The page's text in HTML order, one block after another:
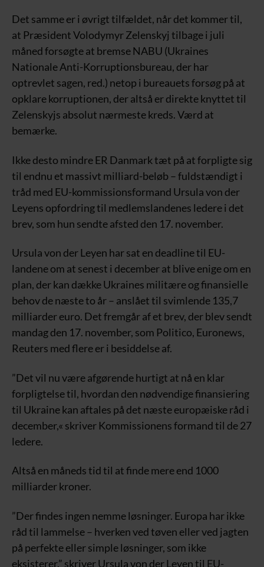
Det samme er i øvrigt tilfældet, når det kommer til,
at Præsident Volodymyr Zelenskyj tilbage i juli
måned forsøgte at bremse NABU (Ukraines
Nationale Anti-Korruptionsbureau, der har
optrevlet sagen, red.) netop i bureauets forsøg på at
opklare korruptionen, der altså er direkte knyttet til
Zelenskyjs absolut nærmeste kreds. Værd at
bemærke.
Ikke desto mindre ER Danmark tæt på at forpligte sig
til endnu et massivt milliard-beløb – fuldstændigt i
tråd med EU-kommissionsformand Ursula von der
Leyens opfordring til medlemslandenes ledere i det
brev, som hun sendte afsted den 17. november.
Ursula von der Leyen har sat en deadline til EU-
landene om at senest i december at blive enige om en
plan, der kan dække Ukraines militære og finansielle
behov de næste to år – anslået til svimlende 135,7
milliarder euro. Det fremgår af et brev, der blev sendt
mandag den 17. november, som Politico, Euronews,
Reuters med flere er i besiddelse af.
”Det vil nu være afgørende hurtigt at nå en klar
forpligtelse til, hvordan den nødvendige finansiering
til Ukraine kan aftales på det næste europæiske råd i
december,« skriver Kommissionens formand til de 27
ledere.
Altså en måneds tid til at finde mere end 1000
milliarder kroner.
”Der findes ingen nemme løsninger. Europa har ikke
råd til lammelse – hverken ved tøven eller ved jagten
på perfekte eller simple løsninger, som ikke
eksisterer,” skriver Ursula von der Leyen til EU-